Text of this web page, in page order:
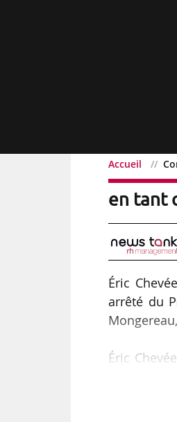
Accueil
Conseil
en tant
Éric
arrêté du
Éric